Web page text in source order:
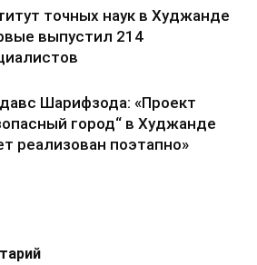
точных наук в Худжанде
выпустил 214
Шарифзода: «Проект
город“ в Худжанде
реализован поэтапно»